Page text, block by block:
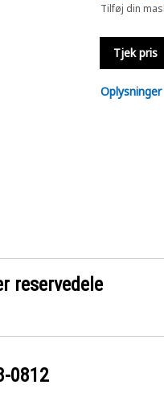
Tilføj din
Tjek pris
reservedele
0812